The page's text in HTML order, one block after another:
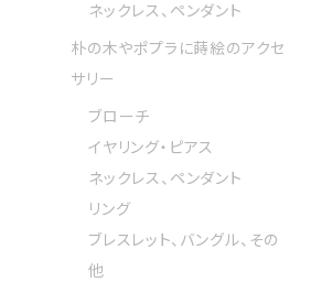
ネックレス、ペンダント
朴の木やポプラに蒔絵のアクセ
サリー
ブローチ
イヤリング・ピアス
ネックレス、ペンダント
リング
ブレスレット、バングル、その
他